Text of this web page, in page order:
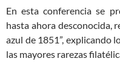
En esta conferencia se
hasta ahora desconocida,
azul de 1851”, explicando
las mayores rarezas